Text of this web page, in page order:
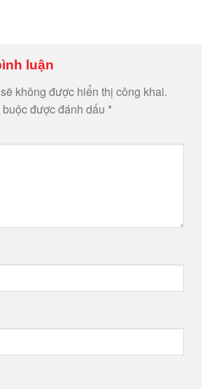
luận
không được hiển thị công khai.
được đánh dấu *